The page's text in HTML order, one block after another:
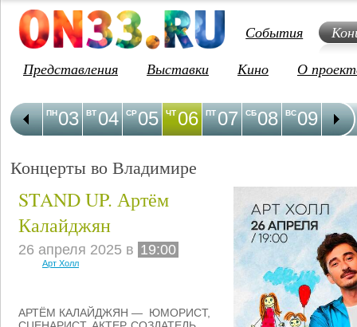
События
Представления
Выставки Кино О
03
ПН 04
ВТ 05
СР 06
ЧТ 07
ПТ 08
СБ 09
ВС 10
ПН
Концерты во Владимире
STAND UP. Артём
Калайджян
26 апреля 2025 в 19:00
Арт Холл
АРТËМ КАЛАЙДЖЯН — ЮМОРИСТ,